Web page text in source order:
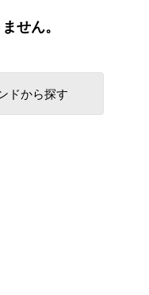
せん。
ドから探す